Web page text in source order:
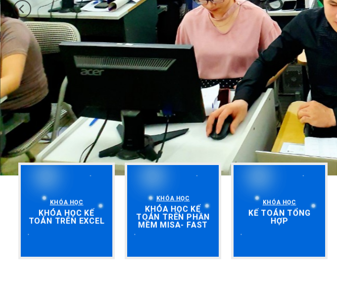
KHÓA HỌC
KHÓA HỌC KẾ
TOÁN TRÊN EXCEL
KHÓA HỌC
KHÓA HỌC KẾ
TOÁN TRÊN PHẦN
MỀM MISA- FAST
KHÓA HỌC
KẾ TOÁN TỔNG
HỢP